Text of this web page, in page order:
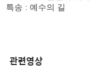
특송 : 예수의 길
관련영상